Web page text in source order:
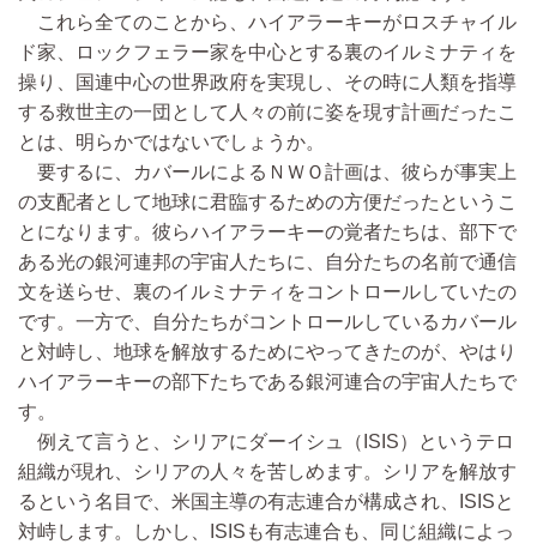
これら全てのことから、ハイアラーキーがロスチャイル
ド家、ロックフェラー家を中心とする裏のイルミナティを
操り、国連中心の世界政府を実現し、その時に人類を指導
する救世主の一団として人々の前に姿を現す計画だったこ
とは、明らかではないでしょうか。
要するに、カバールによるＮＷＯ計画は、彼らが事実上
の支配者として地球に君臨するための方便だったというこ
とになります。彼らハイアラーキーの覚者たちは、部下で
ある光の銀河連邦の宇宙人たちに、自分たちの名前で通信
文を送らせ、裏のイルミナティをコントロールしていたの
です。一方で、自分たちがコントロールしているカバール
と対峙し、地球を解放するためにやってきたのが、やはり
ハイアラーキーの部下たちである銀河連合の宇宙人たちで
す。
例えて言うと、シリアにダーイシュ（ISIS）というテロ
組織が現れ、シリアの人々を苦しめます。シリアを解放す
るという名目で、米国主導の有志連合が構成され、ISISと
対峙します。しかし、ISISも有志連合も、同じ組織によっ